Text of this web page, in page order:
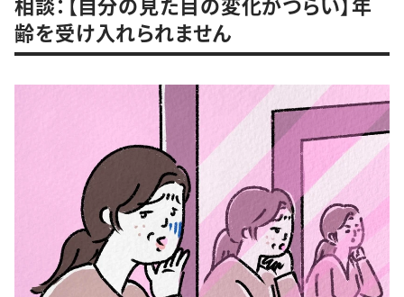
齢を受け入れられません